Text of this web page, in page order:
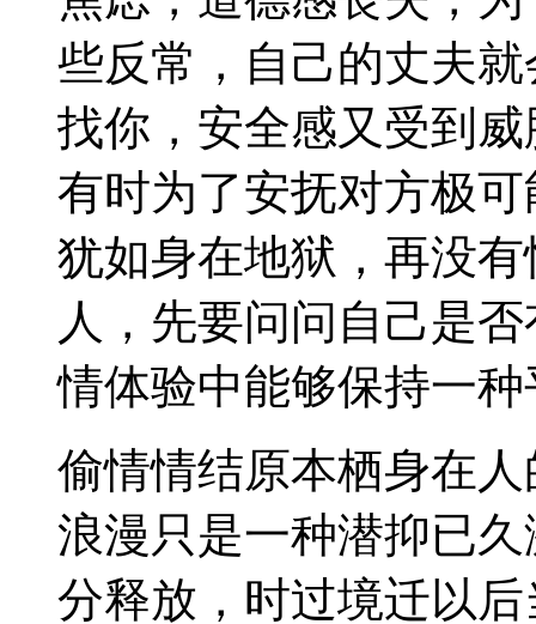
些反常，自己的丈夫
找你，安全感又受到
有时为了安抚对方极
犹如身在地狱，再没
人，先要问问自己是
情体验中能够保持一
偷情情结原本栖身在
浪漫只是一种潜抑已
分释放，时过境迁以